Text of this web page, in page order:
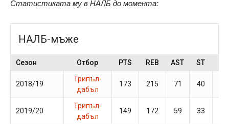
Статистиката му в НАЛБ до момента:
НАЛБ-мъже
Сезон Отбор PTS REB AST ST
2018/19
Трипъл-
дабъл
173 215 71 40
2019/20
Трипъл-
дабъл
149 172 59 33